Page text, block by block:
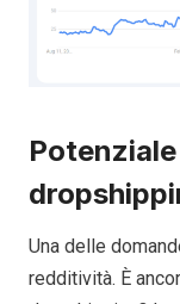
Una delle
redditività. È